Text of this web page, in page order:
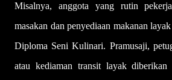
Misalnya, anggota yang rutin
masakan dan penyediaan makanan
Diploma Seni Kulinari. Pramusaji,
atau kediaman transit layak diberikan